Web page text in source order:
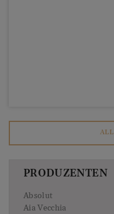
PRODUZENTEN
Absolut
Aia Vecchia